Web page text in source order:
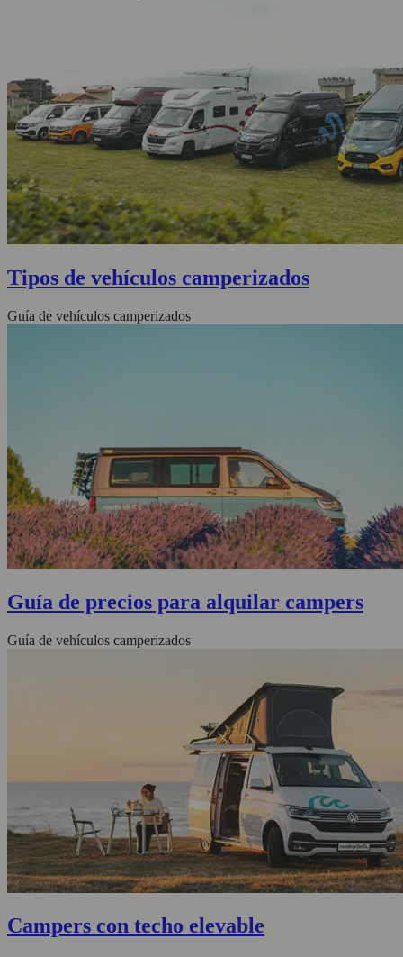
Tipos de vehículos camperizados
Guía de vehículos camperizados
Guía de precios para alquilar campers
Guía de vehículos camperizados
Campers con techo elevable